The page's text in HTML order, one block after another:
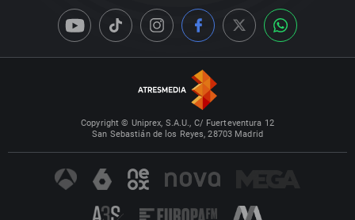
Copyright © Uniprex, S.A.U., C/ Fuerteventura 12
San Sebastián de los Reyes, 28703 Madrid